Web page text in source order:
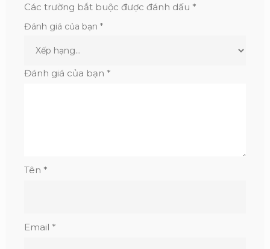
Các trường bắt buộc được đánh dấu *
Đánh giá của bạn *
Đánh giá của bạn *
Tên *
Email *